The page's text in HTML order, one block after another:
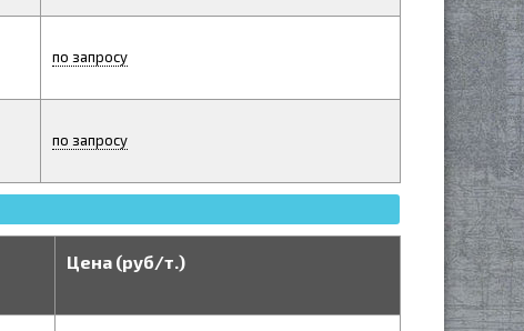
по запросу
по запросу
Цена (руб/т.)